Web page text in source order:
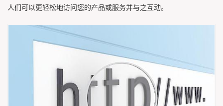
人们可以更轻松地访问您的产品或服务并与之互动。